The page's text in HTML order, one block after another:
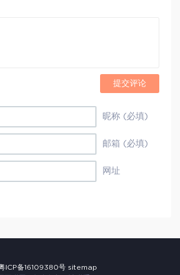
提交评论
昵称 (必填)
邮箱 (必填)
网址
ICP备16109380号 sitemap